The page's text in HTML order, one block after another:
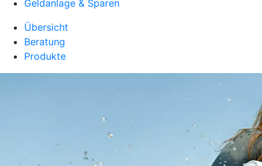
Geldanlage & Sparen
Übersicht
Beratung
Produkte